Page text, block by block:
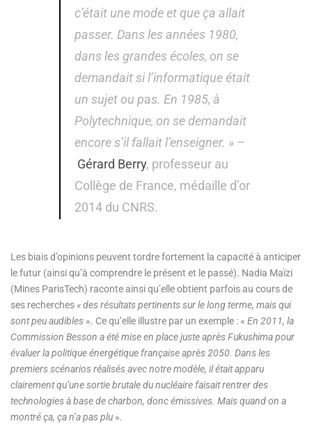
c’était une mode et que ça allait
passer. Dans les années 1980,
dans les grandes écoles, on se
demandait si l’informatique était
un sujet ou pas. En 1985, à
Polytechnique, on se demandait
encore s’il fallait l’enseigner. » –
Gérard Berry, professeur au
Collège de France, médaille d’or
2014 du CNRS.
Les biais d’opinions peuvent tordre fortement la capacité à anticiper
le futur (ainsi qu’à comprendre le présent et le passé). Nadia Maïzi
(Mines ParisTech) raconte ainsi qu’elle obtient parfois au cours de
ses recherches« des résultats pertinents sur le long terme, mais qui
sont peu audibles ». Ce qu’elle illustre par un exemple : « En 2011, la
Commission Besson a été mise en place juste après Fukushima pour
évaluer la politique énergétique française après 2050. Dans les
premiers scénarios réalisés avec notre modèle, il était apparu
clairement qu’une sortie brutale du nucléaire faisait rentrer des
technologies à base de charbon, donc émissives. Mais quand on a
montré ça, ça n’a pas plu ».